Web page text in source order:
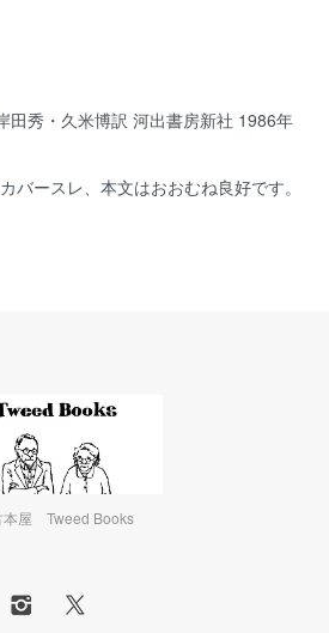
田秀・久米博訳 河出書房新社 1986年
バースレ、本文はおおむね良好です。
本屋 Tweed Books